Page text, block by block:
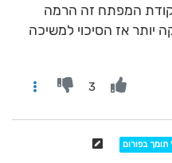
נקודת המפתח זה הרמה
יותר אז הסיכוי למשיכה
3
תומך בפורום